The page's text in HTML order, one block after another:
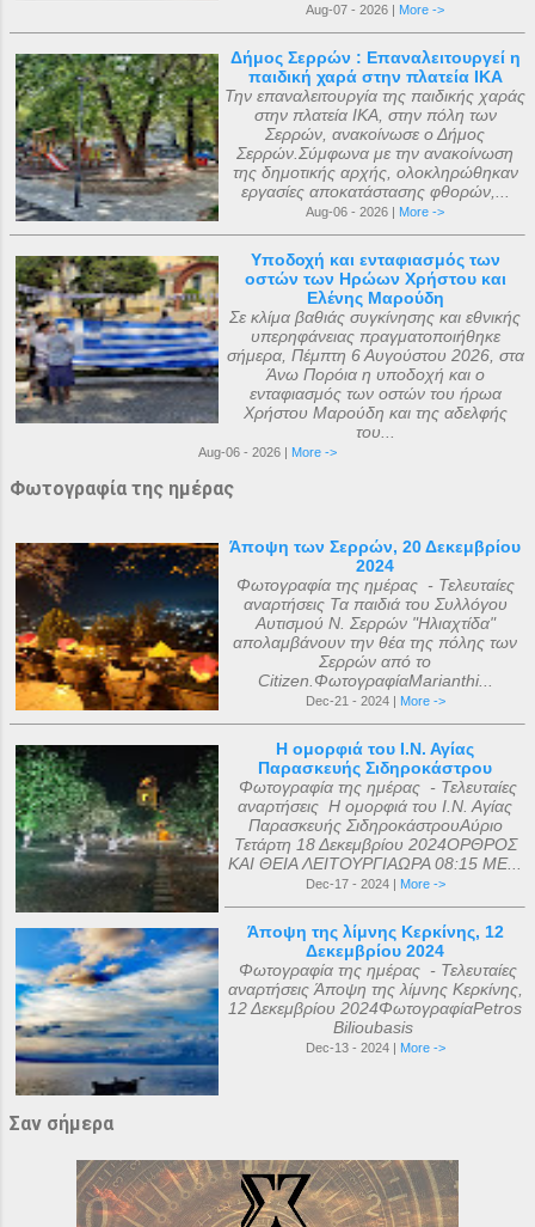
Aug-07 - 2026 | More ->
Δήμος Σερρών : Επαναλειτουργεί η
παιδική χαρά στην πλατεία ΙΚΑ
Την επαναλειτουργία της παιδικής χαράς
στην πλατεία ΙΚΑ, στην πόλη των
Σερρών, ανακοίνωσε ο Δήμος
Σερρών.Σύμφωνα με την ανακοίνωση
της δημοτικής αρχής, ολοκληρώθηκαν
εργασίες αποκατάστασης φθορών,...
Aug-06 - 2026 | More ->
Υποδοχή και ενταφιασμός των
οστών των Ηρώων Χρήστου και
Ελένης Μαρούδη
Σε κλίμα βαθιάς συγκίνησης και εθνικής
υπερηφάνειας πραγματοποιήθηκε
σήμερα, Πέμπτη 6 Αυγούστου 2026, στα
Άνω Πορόια η υποδοχή και ο
ενταφιασμός των οστών του ήρωα
Χρήστου Μαρούδη και της αδελφής
του...
Aug-06 - 2026 | More ->
Φωτογραφία της ημέρας
Άποψη των Σερρών, 20 Δεκεμβρίου
2024
Φωτογραφία της ημέρας - Τελευταίες
αναρτήσεις Τα παιδιά του Συλλόγου
Αυτισμού Ν. Σερρών "Ηλιαχτίδα"
απολαμβάνουν την θέα της πόλης των
Σερρών από το
Citizen.ΦωτογραφίαMarianthi...
Dec-21 - 2024 | More ->
Η ομορφιά του Ι.Ν. Αγίας
Παρασκευής Σιδηροκάστρου
Φωτογραφία της ημέρας - Τελευταίες
αναρτήσεις Η ομορφιά του Ι.Ν. Αγίας
Παρασκευής ΣιδηροκάστρουΑύριο
Τετάρτη 18 Δεκεμβρίου 2024ΟΡΘΡΟΣ
ΚΑΙ ΘΕΙΑ ΛΕΙΤΟΥΡΓΙΑΩΡΑ 08:15 ΜΕ...
Dec-17 - 2024 | More ->
Άποψη της λίμνης Κερκίνης, 12
Δεκεμβρίου 2024
Φωτογραφία της ημέρας - Τελευταίες
αναρτήσεις Άποψη της λίμνης Κερκίνης,
12 Δεκεμβρίου 2024ΦωτογραφίαPetros
Bilioubasis
Dec-13 - 2024 | More ->
Σαν σήμερα